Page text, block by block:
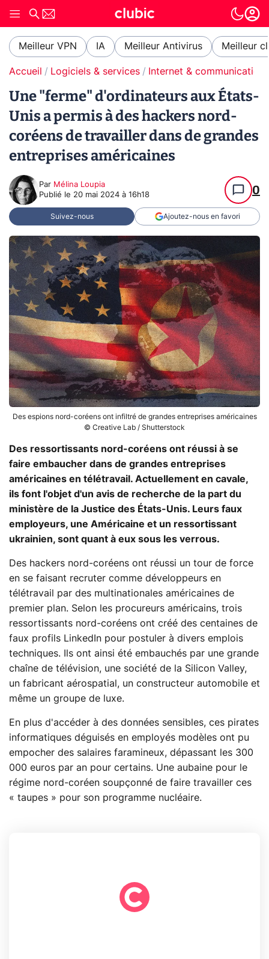
Meilleur VPN IA Meilleur Antivirus Meilleur
Accueil Logiciels & services Internet & communication
Une "ferme" d'ordinateurs aux États-
Unis a permis à des hackers nord-
coréens de travailler dans de grandes
entreprises américaines
Par Mélina Loupia
Publié le 20 mai 2024 à 16h18 0
Suivez-nous Ajoutez-nous en favori
Des espions nord-coréens ont infiltré de grandes entreprises américaines
© Creative Lab / Shutterstock
Des ressortissants nord-coréens ont réussi à se
faire embaucher dans de grandes entreprises
américaines en télétravail. Actuellement en cavale,
ils font l'objet d'un avis de recherche de la part du
ministère de la Justice des États-Unis. Leurs faux
employeurs, une Américaine et un ressortissant
ukrainien, sont quant à eux sous les verrous.
Des hackers nord-coréens ont réussi un tour de force
en se faisant recruter comme développeurs en
télétravail par des multinationales américaines de
premier plan. Selon les procureurs américains, trois
ressortissants nord-coréens ont créé des centaines de
faux profils LinkedIn pour postuler à divers emplois
techniques. Ils ont ainsi été embauchés par une grande
chaîne de télévision, une société de la Silicon Valley,
un fabricant aérospatial, un constructeur automobile et
même un groupe de luxe.
En plus d'accéder à des données sensibles, ces pirates
informatiques déguisés en employés modèles ont pu
empocher des salaires faramineux, dépassant les 300
000 euros par an pour certains. Une aubaine pour le
régime nord-coréen soupçonné de faire travailler ces
« taupes » pour son programme nucléaire.